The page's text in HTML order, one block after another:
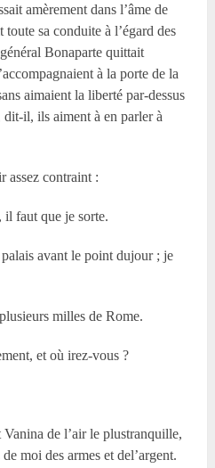
amèrement dans l’âme de
sa conduite à l’égard des
Bonaparte quittait
à la porte de la
aimaient la liberté par-dessus
il, ils aiment à en parler à
assez contraint :
il faut que je sorte.
avant le point dujour ; je
milles de Rome.
et où irez-vous ?
de l’air le plustranquille,
moi des armes et del’argent.